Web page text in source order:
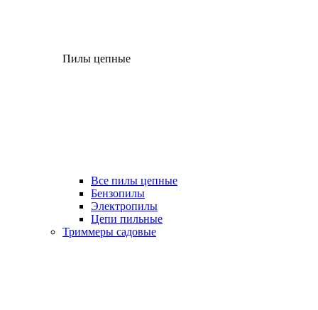
Пилы цепные
Все пилы цепные
Бензопилы
Электропилы
Цепи пильные
Триммеры садовые